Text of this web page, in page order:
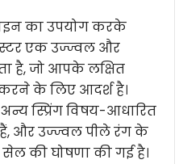
का उपयोग करके
एक उज्ज्वल और
है, जो आपके लक्षित
के लिए आदर्श है।
स्प्रिंग विषय-आधारित
और उज्ज्वल पीले रंग के
की घोषणा की गई है।